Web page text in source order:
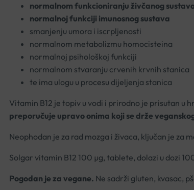
normalnom funkcioniranju živčanog
normalnoj funkciji imunosnog sustava
smanjenju umora i iscrpljenosti
normalnom metabolizmu homocisteina
normalnoj psihološkoj funkciji
normalnom stvaranju crvenih krvnih stanica
te ima ulogu u procesu dijeljenja stanica
Vitamin B12 je topiv u vodi i prirodno je prisutan u
preporučuje upravo onima koji se drže
Neophodan je za rad mozga i živaca, ključan je za
Solgar vitamin B12 100 µg, tablete, dolazi u dozi
Pogodan je za vegane. Ne sadrži gluten, kvasac,